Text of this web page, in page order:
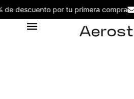
de descuento por tu primera compra